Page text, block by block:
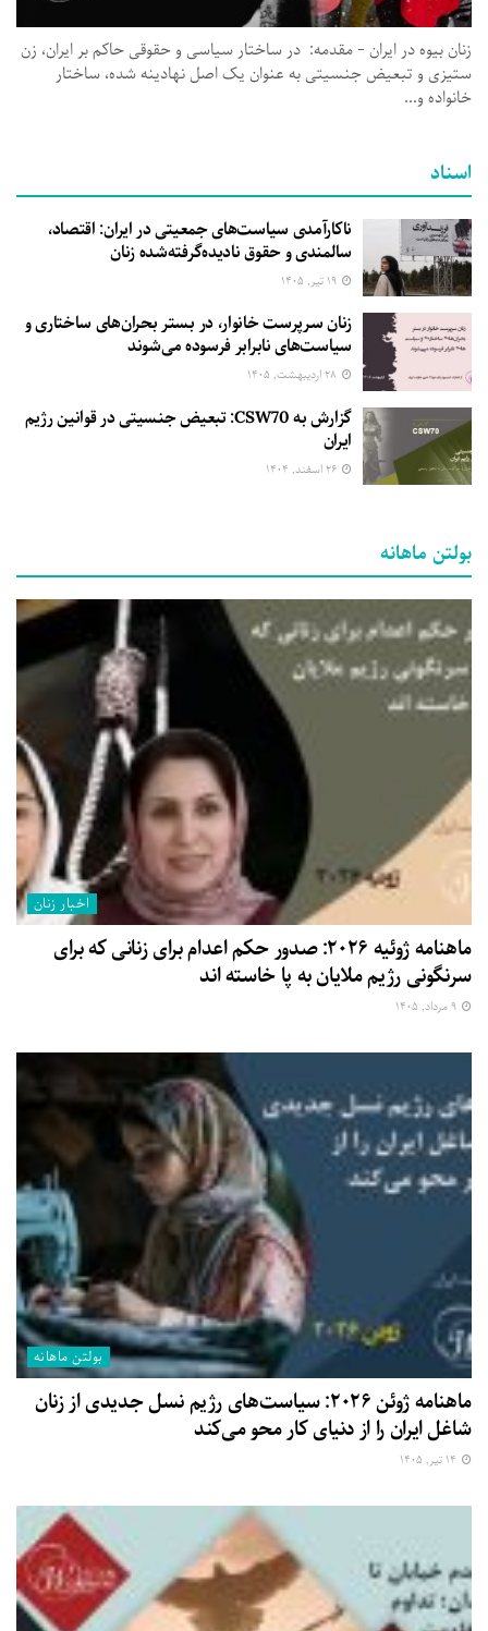
زنان بیوه در ایران - مقدمه: در ساختار سیاسی و حقوقی حاکم بر ایران، زن
ستیزی و تبعیض جنسیتی به عنوان یک اصل نهادینه شده، ساختار
خانواده و...
اسناد
ناکارآمدی سیاست‌های جمعیتی در ایران: اقتصاد،
سالمندی و حقوق نادیده‌گرفته‌شده زنان
زنان سرپرست خانوار، در بستر بحران‌های ساختاری و
سیاست‌های نابرابر فرسوده می‌شوند
گزارش به CSW70: تبعیض جنسیتی در قوانین رژیم
ایران
بولتن ماهانه
اخبار زنان
ماهنامه ژوئیه ۲۰۲۶: صدور حکم اعدام برای زنانی که برای
سرنگونی رژیم ملایان به پا خاسته اند
بولتن ماهانه
ماهنامه ژوئن ۲۰۲۶: سیاست‌های رژیم نسل جدیدی از زنان
شاغل ایران را از دنیای کار محو می‌کند